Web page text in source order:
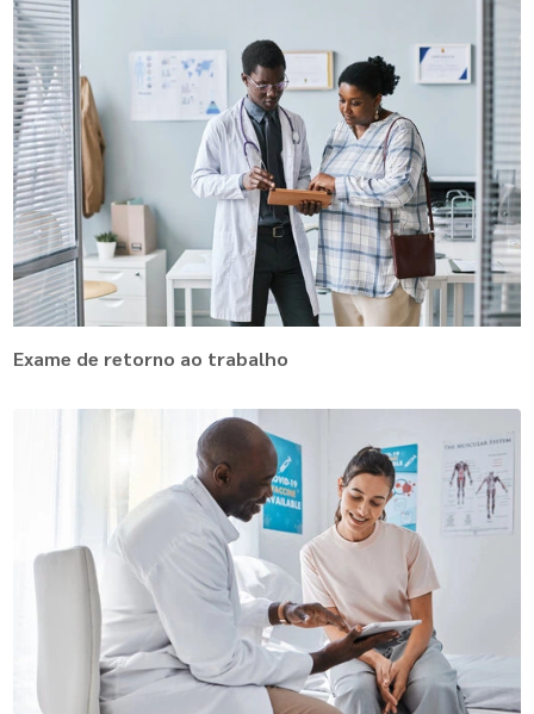
Exame de retorno ao trabalho